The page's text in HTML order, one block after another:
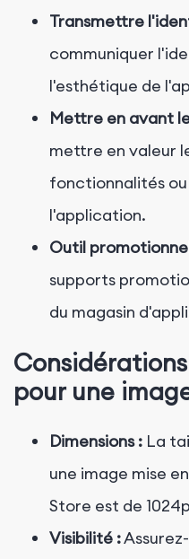
Transmettre
communiquer
l'esthétique de
Mettre en avant
mettre en valeur
fonctionnalités ou
l'application.
Outil
supports
du magasin
pour une
Dimensions : La
une image mise
Store est de
Visibilité :